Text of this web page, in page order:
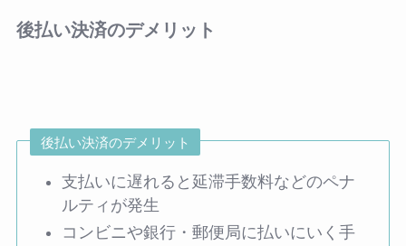
後払い決済のデメリット
後払い決済のデメリット
支払いに遅れると延滞手数料などのペナ
ルティが発生
コンビニや銀行・郵便局に払いにいく手